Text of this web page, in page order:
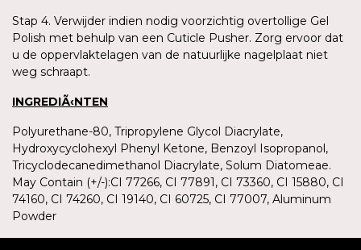
Stap 4. Verwijder indien nodig voorzichtig overtollige Gel
Polish met behulp van een Cuticle Pusher. Zorg ervoor dat
u de oppervlaktelagen van de natuurlijke nagelplaat niet
weg schraapt.
INGREDIÃ‹NTEN
Polyurethane-80, Tripropylene Glycol Diacrylate,
Hydroxycyclohexyl Phenyl Ketone, Benzoyl Isopropanol,
Tricyclodecanedimethanol Diacrylate, Solum Diatomeae.
May Contain (+/-):CI 77266, CI 77891, CI 73360, CI 15880, CI
74160, CI 74260, CI 19140, CI 60725, CI 77007, Aluminum
Powder